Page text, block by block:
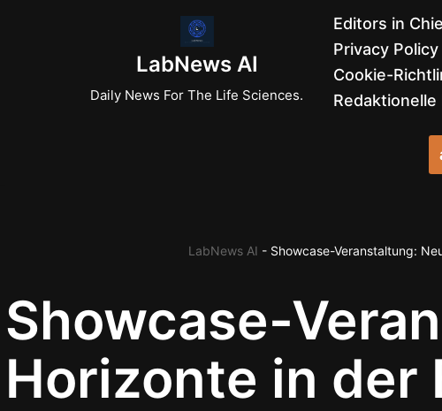
LabNews AI
Daily News For The Life Sciences.
Editors in
Privacy Policy
Cookie-
Redaktionelle
LabNews AI - Showcase-Veranstaltung:
Showcase-
Horizonte in der